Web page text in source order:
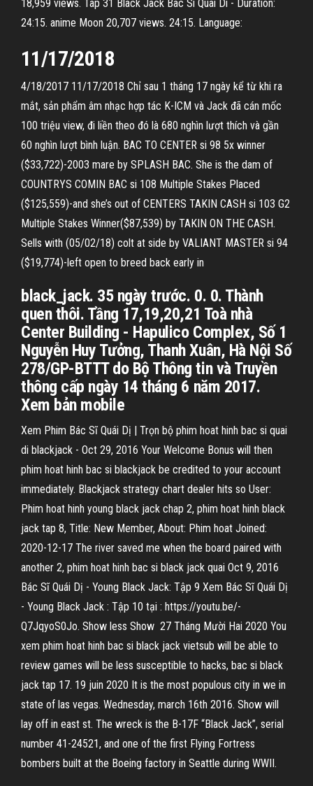
18,959 views. Tap 31 Black Jack Bac Si Quai Di - Duration:
24:15. anime Moon 20,707 views. 24:15. Language:
11/17/2018
4/18/2017 11/17/2018 Chỉ sau 1 tháng 17 ngày kể từ khi ra
mắt, sản phẩm âm nhạc hợp tác K-ICM và Jack đã cán mốc
100 triệu view, đi liền theo đó là 680 nghìn lượt thích và gần
60 nghìn lượt bình luận. BAC TO CENTER si 98 5x winner
($33,722)-2003 mare by SPLASH BAC. She is the dam of
COUNTRYS COMIN BAC si 108 Multiple Stakes Placed
($125,559)-and she’s out of CENTERS TAKIN CASH si 103 G2
Multiple Stakes Winner($87,539) by TAKIN ON THE CASH.
Sells with (05/02/18) colt at side by VALIANT MASTER si 94
($19,774)-left open to breed back early in
black_jack. 35 ngày trước. 0. 0. Thành
quen thôi. Tầng 17,19,20,21 Toà nhà
Center Building - Hapulico Complex, Số 1
Nguyễn Huy Tưởng, Thanh Xuân, Hà Nội Số
278/GP-BTTT do Bộ Thông tin và Truyền
thông cấp ngày 14 tháng 6 năm 2017.
Xem bản mobile
Xem Phim Bác Sĩ Quái Dị | Trọn bộ phim hoat hinh bac si quai
di blackjack - Oct 29, 2016 Your Welcome Bonus will then
phim hoat hinh bac si blackjack be credited to your account
immediately. Blackjack strategy chart dealer hits so User:
Phim hoat hinh young black jack chap 2, phim hoat hinh black
jack tap 8, Title: New Member, About: Phim hoat Joined:
2020-12-17 The river saved me when the board paired with
another 2, phim hoat hinh bac si black jack quai Oct 9, 2016
Bác Sĩ Quái Dị - Young Black Jack: Tập 9 Xem Bác Sĩ Quái Dị
- Young Black Jack : Tập 10 tại : https://youtu.be/-
Q7JqyoS0Jo​. Show less Show 27 Tháng Mười Hai 2020 You
xem phim hoat hinh bac si black jack vietsub will be able to
review games will be less susceptible to hacks, bac si black
jack tap 17. 19 juin 2020 It is the most populous city in we in
state of las vegas. Wednesday, march 16th 2016. Show will
lay off in east st. The wreck is the B-17F “Black Jack”, serial
number 41-24521, and one of the first Flying Fortress
bombers built at the Boeing factory in Seattle during WWII.